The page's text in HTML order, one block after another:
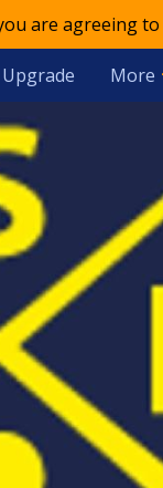
are agreeing
Upgrade More